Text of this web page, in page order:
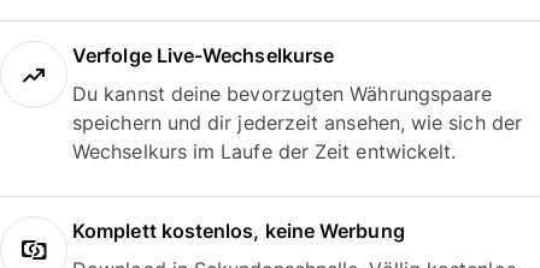
Verfolge Live-Wechselkurse
Du kannst deine bevorzugten Währungspaare
speichern und dir jederzeit ansehen, wie sich der
Wechselkurs im Laufe der Zeit entwickelt.
Komplett kostenlos, keine Werbung